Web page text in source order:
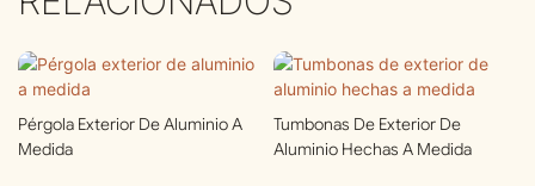
Pérgola Exterior De Aluminio A
Medida
Tumbonas De Exterior De
Aluminio Hechas A Medida